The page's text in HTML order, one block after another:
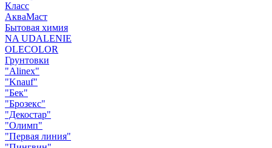
Класс
АкваМаст
Бытовая химия
NA UDALENIE
OLECOLOR
Грунтовки
"Alinex"
"Knauf"
"Бек"
"Брозекс"
"Декостар"
"Олимп"
"Первая линия"